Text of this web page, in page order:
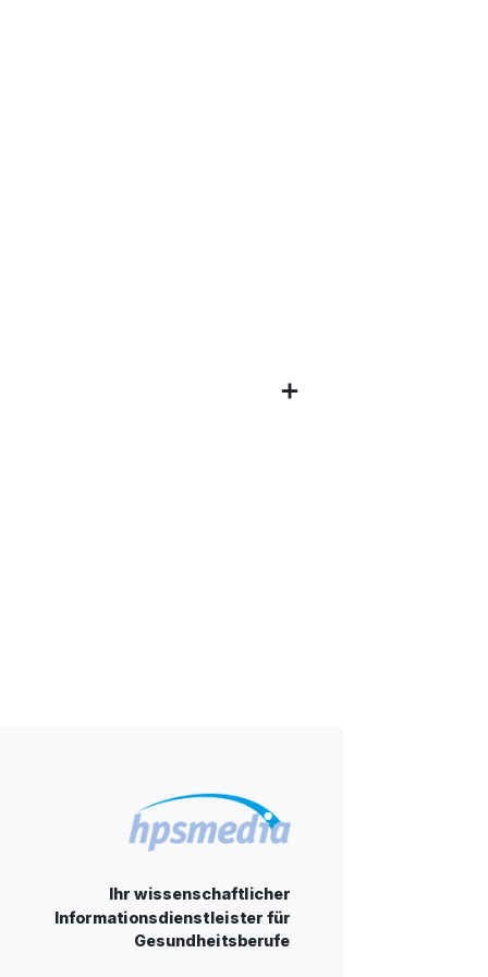
Ihr wissenschaftlicher
Informationsdienstleister für
Gesundheitsberufe